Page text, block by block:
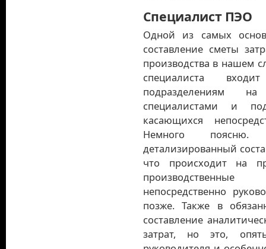
Специалист ПЭО
Одной из самых
составление сметы
производства в нашем
специалиста
подразделениям
специалистами и
касающихся
Немного поясню.
детализированный
что происходит на
непосредственно
позже. Также в
составление
затрат, но это,